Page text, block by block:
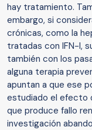
hay tratamiento.
embargo, si
crónicas, como la
tratadas con IFN-I,
también con los
alguna terapia
apuntan a que ese
estudiado el efecto
que produce fallo
investigación